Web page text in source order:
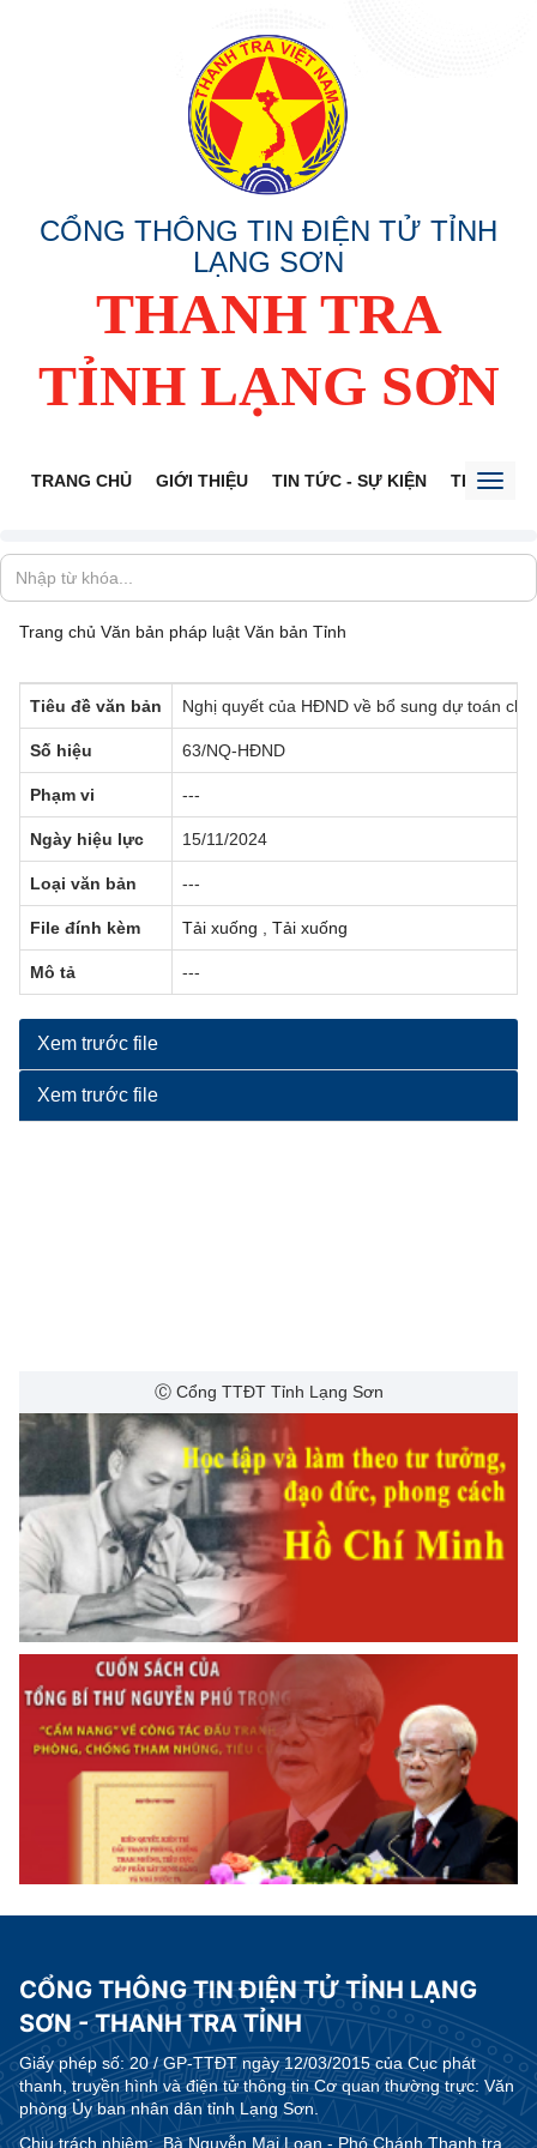
CỔNG THÔNG TIN ĐIỆN TỬ TỈNH
LẠNG SƠN
THANH TRA
TỈNH LẠNG SƠN
TRANG CHỦ GIỚI THIỆU TIN TỨC - SỰ KIỆN THÔNG
Trang chủ Văn bản pháp luật Văn bản Tỉnh
Tiêu đề văn bản Nghị quyết của HĐND về bổ sung dự toán
Số hiệu 63/NQ-HĐND
Phạm vi ---
Ngày hiệu lực 15/11/2024
Loại văn bản ---
File đính kèm Tải xuống Tải xuống
Mô tả ---
Xem trước file
Xem trước file
Ⓒ Cổng TTĐT Tỉnh Lạng Sơn
CỔNG THÔNG TIN ĐIỆN TỬ TỈNH LẠNG
SƠN - THANH TRA TỈNH
Giấy phép số:20 / GP-TTĐT ngày 12/03/2015 của Cục phát
thanh, truyền hình và điện tử thông tin Cơ quan thường trực: Văn
phòng Ủy ban nhân dân tỉnh Lạng Sơn.
Chịu trách nhiệm:Bà Nguyễn Mai Loan - Phó Chánh Thanh tra